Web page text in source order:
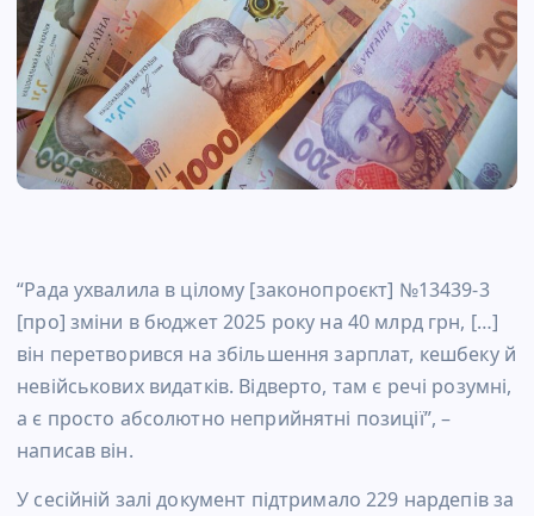
“Рада ухвалила в цілому [законопроєкт] №13439-3
[про] зміни в бюджет 2025 року на 40 млрд грн, […]
він перетворився на збільшення зарплат, кешбеку й
невійськових видатків. Відверто, там є речі розумні,
а є просто абсолютно неприйнятні позиції”, –
написав він.
У сесійній залі документ підтримало 229 нардепів за